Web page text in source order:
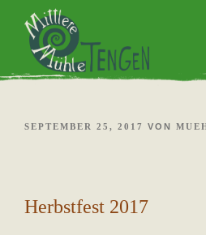
selbstorganisierte, solidarische
VERÖFFENTLICHT
SEPTEMBER 25, 2017 VON
Herbstfest 2017